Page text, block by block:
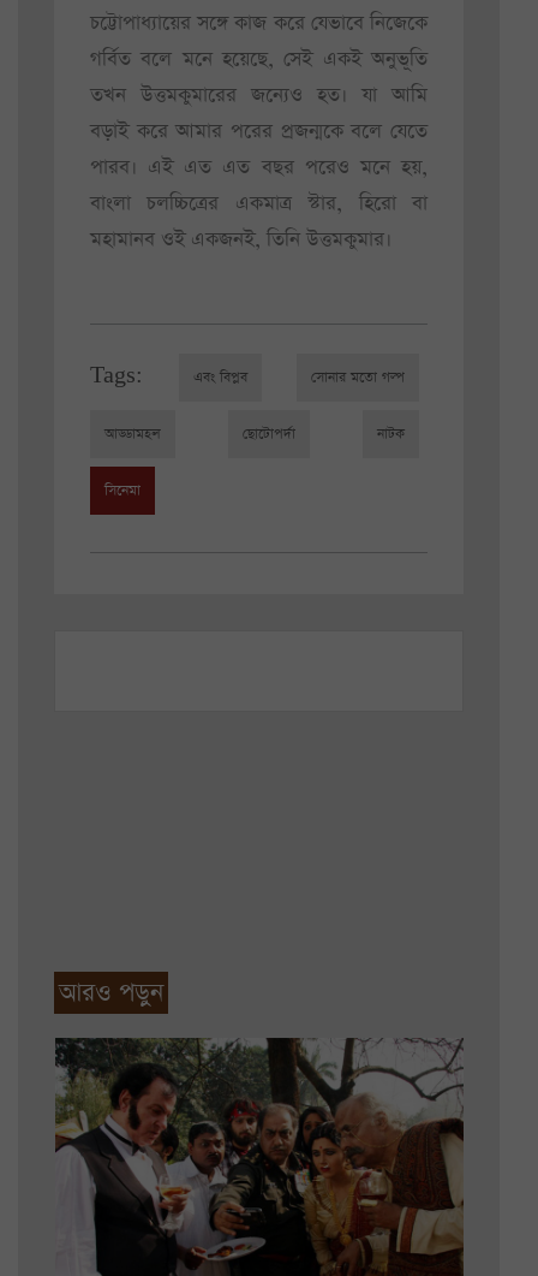
চট্টোপাধ্যায়ের সঙ্গে কাজ করে যেভাবে নিজেকে
গর্বিত বলে মনে হয়েছে, সেই একই অনুভূতি
তখন উত্তমকুমারের জন্যেও হত। যা আমি
বড়াই করে আমার পরের প্রজন্মকে বলে যেতে
পারব। এই এত এত বছর পরেও মনে হয়,
বাংলা চলচ্চিত্রের একমাত্র স্টার, হিরো বা
মহামানব ওই একজনই, তিনি উত্তমকুমার।
Tags: এবং বিপ্লব সোনার মতো গল্প
আড্ডামহল ছোটোপর্দা নাটক
সিনেমা
আরও পড়ুন